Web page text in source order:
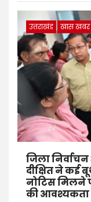
उत्तराखंड खास खबर
जिला
दीक्षित ने कई
नोटिस मिलने
की आवश्यकता